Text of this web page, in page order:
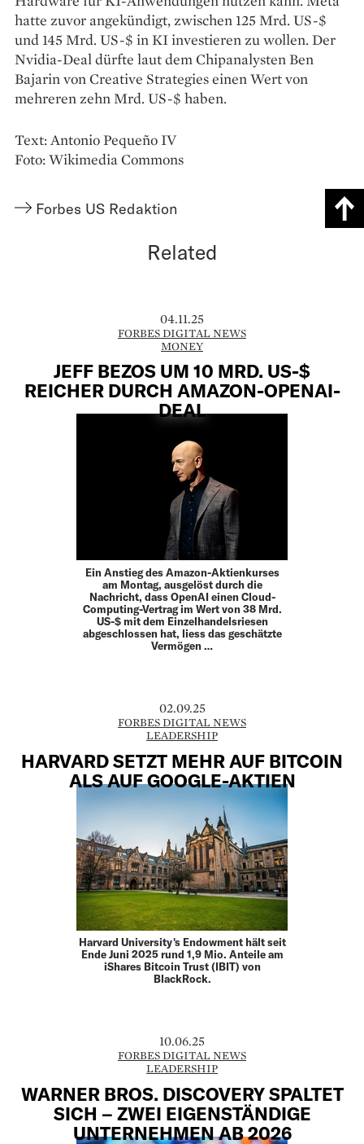
hatte zuvor angekündigt, zwischen 125 Mrd. US-$
und 145 Mrd. US-$ in KI investieren zu wollen. Der
Nvidia-Deal dürfte laut dem Chipanalysten Ben
Bajarin von Creative Strategies einen Wert von
mehreren zehn Mrd. US-$ haben.
Text: Antonio Pequeño IV
Foto: Wikimedia Commons
Forbes US Redaktion
Related
04.11.25
FORBES DIGITAL NEWS
MONEY
JEFF BEZOS UM 10 MRD. US-$
REICHER DURCH AMAZON-OPENAI-
DEAL
Ein Anstieg des Amazon-Aktienkurses
am Montag, ausgelöst durch die
Nachricht, dass OpenAI einen Cloud-
Computing-Vertrag im Wert von 38 Mrd.
US-$ mit dem Einzelhandelsriesen
abgeschlossen hat, liess das geschätzte
Vermögen …
02.09.25
FORBES DIGITAL NEWS
LEADERSHIP
HARVARD SETZT MEHR AUF BITCOIN
ALS AUF GOOGLE-AKTIEN
Harvard University's Endowment hält seit
Ende Juni 2025 rund 1,9 Mio. Anteile am
iShares Bitcoin Trust (IBIT) von
BlackRock.
10.06.25
FORBES DIGITAL NEWS
LEADERSHIP
WARNER BROS. DISCOVERY SPALTET
SICH – ZWEI EIGENSTÄNDIGE
UNTERNEHMEN AB 2026